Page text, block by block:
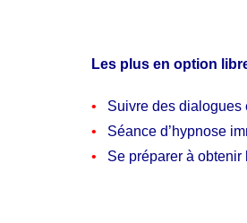
Les plus en option
•
Suivre des dialogues
• Séance d’hypnose
• Se préparer à obtenir